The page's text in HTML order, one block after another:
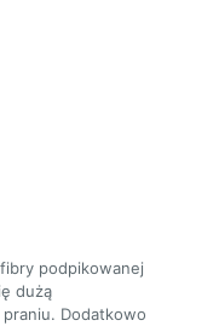
podpikowanej
dużą
Dodatkowo